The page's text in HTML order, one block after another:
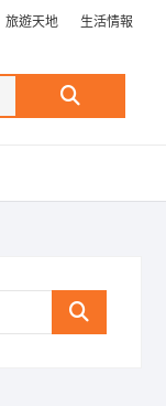
旅遊天地 生活情報
Search
Search